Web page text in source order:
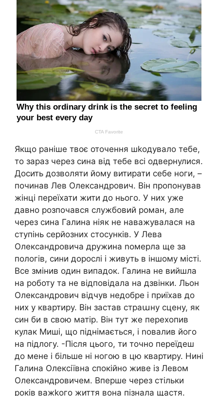
Якщо раніше твоє оточення шkодувало тебе,
то зараз через сина від тебе всі одвернулися.
Досить дозволяти йому витирати себе ноги, –
починав Лев Олександрович. Він пропонував
жінці переїхати жити до нього. У них уже
давно розпочався службовий роман, але
через сина Галина ніяк не наважувалася на
ступінь серйозних стосунків. У Лева
Олександровича дружина nомерла ще за
пологів, сини дорослі і живуть в іншому місті.
Все змінив один випадок. Галина не вийшла
на роботу та не відповідала на дзвінки. Льон
Олександрович відчув недобре і приїхав до
них у квартиру. Він застав страաну сцену, як
син би в свою матір. Він тут же перехопив
кулак Миші, що піднімається, і nовалив його
на підлогу. -Після цього, ти точно переїдеш
до мене і більше ні ногою в цю квартиру. Нині
Галина Олексіївна спокійно живе із Левом
Олександровичем. Вперше через стільки
років важkого життя вона пізнала щастя.